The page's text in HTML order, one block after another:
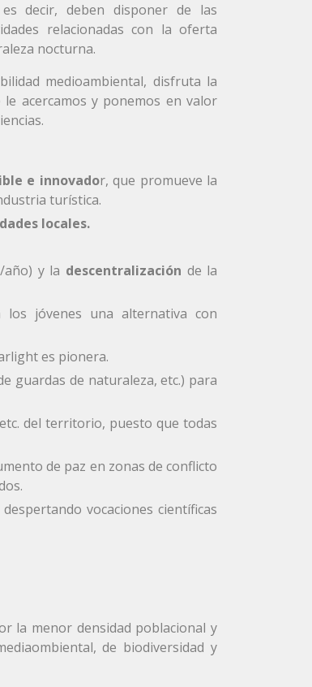
decir, deben disponer de las
relacionadas con la oferta
nocturna.
medioambiental, disfruta la
acercamos y ponemos en valor
e innovador, que promueve la
turística.
locales.
año) y la descentralización de la
los jóvenes una alternativa con
es pionera.
guardas de naturaleza, etc.) para
del territorio, puesto que todas
de paz en zonas de conflicto
despertando vocaciones científicas
la menor densidad poblacional y
de biodiversidad y